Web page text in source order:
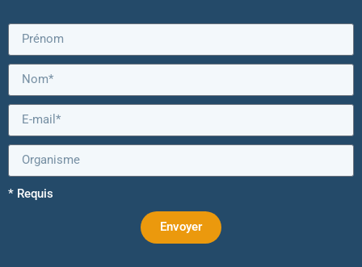
* Requis
Envoyer